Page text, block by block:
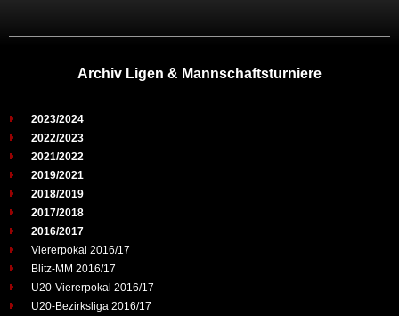
Archiv Ligen & Mannschaftsturniere
2023/2024
2022/2023
2021/2022
2019/2021
2018/2019
2017/2018
2016/2017
Viererpokal 2016/17
Blitz-MM 2016/17
U20-Viererpokal 2016/17
U20-Bezirksliga 2016/17